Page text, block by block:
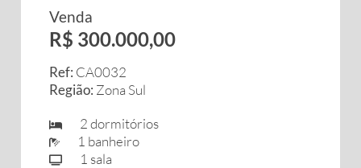
Venda
R$ 300.000,00
Ref: CA0032
Região: Zona Sul
2 dormitórios
1 banheiro
1 sala